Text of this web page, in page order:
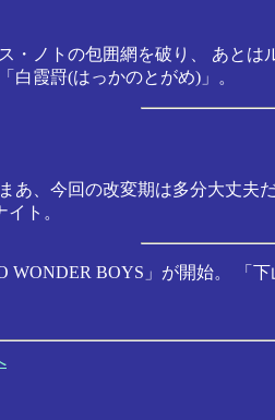
・ノトの包囲網を破り、 あとは
白霞罸(はっかのとがめ)」。
あ、今回の改変期は多分大丈夫
ト。
WONDER BOYS」が開始。 「